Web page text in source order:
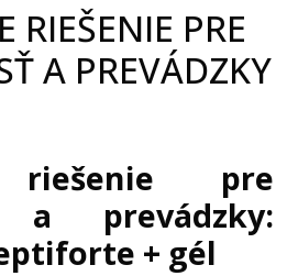
RIEŠENIE PRE
A PREVÁDZKY
riešenie pre
a prevádzky:
+ gél